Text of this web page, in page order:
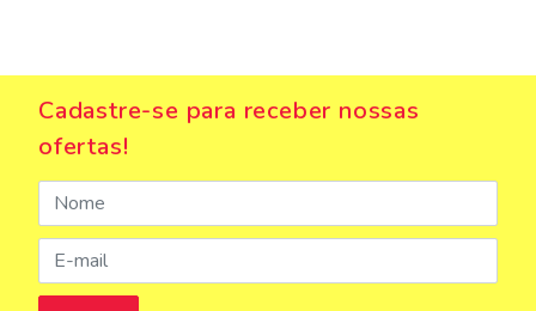
Cadastre-se para receber nossas
ofertas!